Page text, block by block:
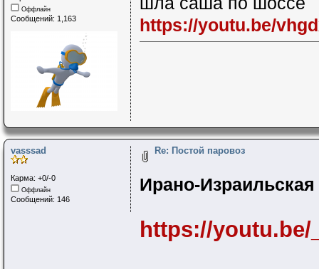
Оффлайн
Сообщений: 1,163
https://youtu.be/
vasssad
Карма: +0/-0
Оффлайн
Сообщений: 146
Re: Постой паровоз
Ирано-
https://youtu.be/